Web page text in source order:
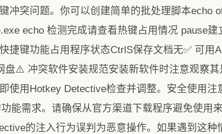
冲突问题。你可以创建简单的批处理脚本echo
echo 检测完成请查看热键占用情况 pause
捷键功能占用程序状态CtrlS保存文档无✅ 可用
盘⚠️ 冲突软件安装规范安装新软件时注意观察
使用Hotkey Detective检查并调整。安全使用注
能需求。请确保从官方渠道下载程序避免使用
的注入行为误判为恶意操作。如果遇到这种